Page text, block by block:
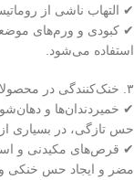
✔ التهاب ناشی از
✔ کبودی و ورم‌های
استفاده می‌شود.
۳. خنک‌کنندگی در محصولات بهداشت دهان و دندان
✔ خمیردندان‌ها و
حس تازگی، در بسیاری
✔ قرص‌های مکیدنی و
مضر و ایجاد حس خنکی